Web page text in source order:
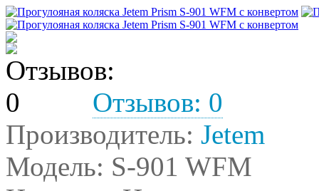
Отзывов: 0
Производитель: Jetem
Модель: S-901 WFM